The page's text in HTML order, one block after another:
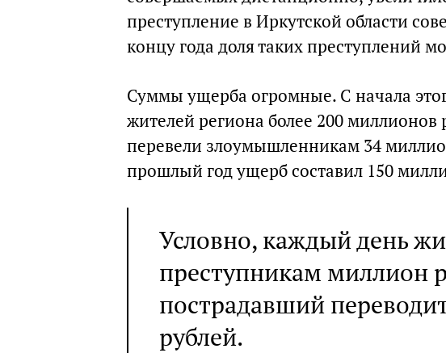
преступление в Иркутской области
концу года доля таких преступлений
Суммы ущерба огромные. С начала
жителей региона более 200 миллионов
перевели злоумышленникам 34
прошлый год ущерб составил 150
Условно, каждый день
преступникам миллион
пострадавший
рублей.